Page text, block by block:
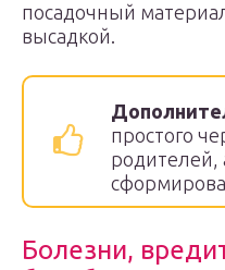
посадочный
высадкой.
простого
родителей,
Болезни,